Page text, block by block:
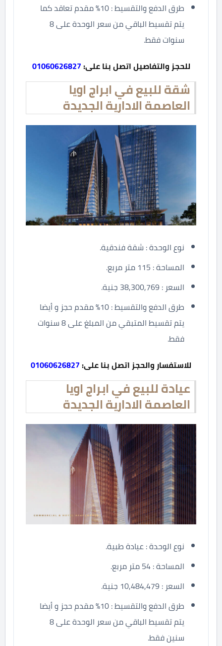
طرق الدفع والتقسيط : 10% مقدم تعاقد كما
يتم تقسيط الباقي من سعر الوحدة على 8
سنوات فقط.
للحجز والتفاصيل اتصل بنا على:01060626827
شقة للبيع في ابراج اويا
العاصمة الادارية الجديدة
نوع الوحدة : شقة فندقية.
المساحة : 115 متر مربع.
السعر : 38,300,769 جنية.
طرق الدفع والتقسيط : 10% مقدم حجز و أيضا
يتم تقسيط المتبقي من المبلغ على 8 سنوات
فقط.
للاستفسار والحجز اتصل بنا على:01060626827
عيادة للبيع في ابراج اويا
العاصمة الادارية الجديدة
نوع الوحدة : عيادة طبية.
المساحة : 54 متر مربع.
السعر : 10,484,479 جنية.
طرق الدفع والتقسيط : 10% مقدم حجز و أيضا
يتم تقسيط الباقي من سعر الوحدة على 8
سنين فقط.